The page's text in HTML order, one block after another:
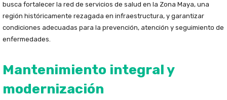
busca fortalecer la red de servicios de salud en la Zona Maya, una
región históricamente rezagada en infraestructura, y garantizar
condiciones adecuadas para la prevención, atención y seguimiento de
enfermedades.
Mantenimiento integral y
modernización